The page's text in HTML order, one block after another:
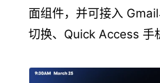
面组件，并可接入
切换、Quick Access 手